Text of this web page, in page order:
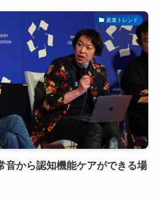
産業トレンド
音から認知機能ケアができる場